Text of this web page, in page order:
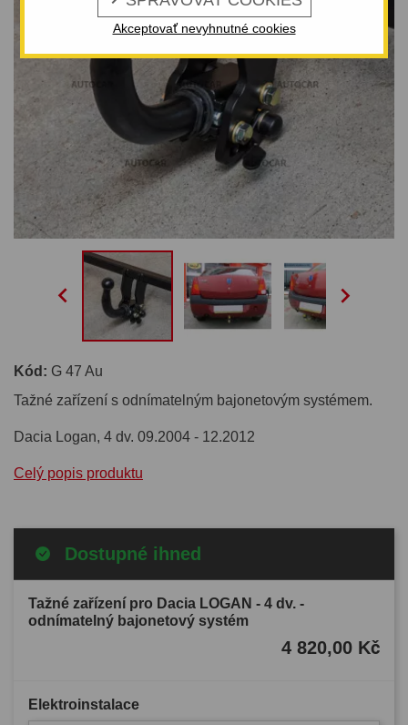
Akceptovať nevyhnutné cookies
 
Kód: G 47 Au
Tažné zařízení s odnímatelným bajonetovým systémem.
Dacia Logan, 4 dv. 09.2004 - 12.2012
Celý popis produktu
Dostupné ihned
Tažné zařízení pro Dacia LOGAN - 4 dv. -
odnímatelný bajonetový systém
4 820,00 Kč
Elektroinstalace